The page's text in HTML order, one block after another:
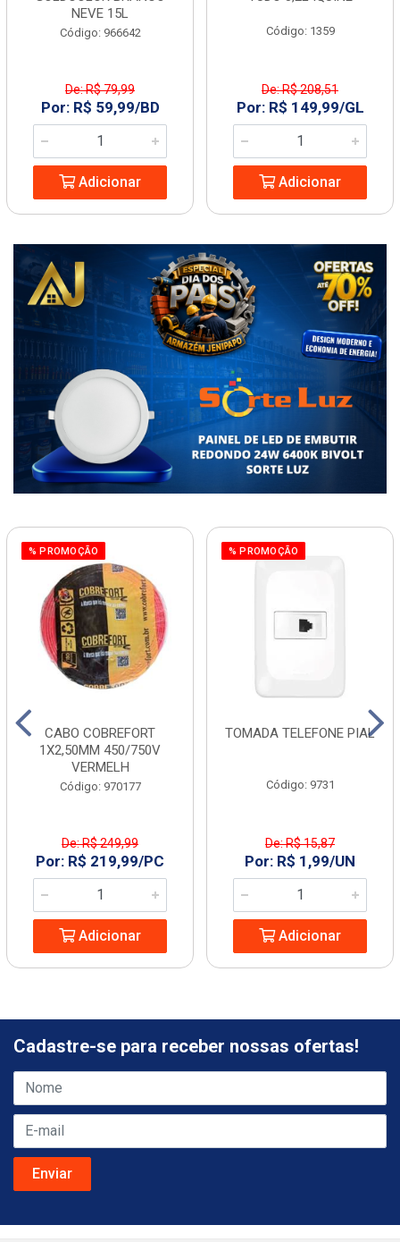
NEVE 15L
Código: 966642
De: R$ 79,99
Por: R$ 59,99/BD
Adicionar
Código: 1359
De: R$ 208,51
Por: R$ 149,99/GL
Adicionar
% PROMOÇÃO
CABO COBREFORT
1X2,50MM 450/750V
VERMELH
Código: 970177
De: R$ 249,99
Por: R$ 219,99/PC
Adicionar
% PROMOÇÃO
TOMADA TELEFONE PIAL
Código: 9731
De: R$ 15,87
Por: R$ 1,99/UN
Adicionar
Cadastre-se para receber nossas ofertas!